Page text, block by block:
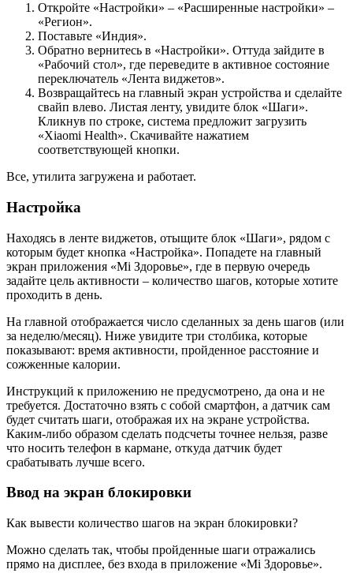
Откройте «Настройки» – «Расширенные настройки» –
«Регион».
Поставьте «Индия».
Обратно вернитесь в «Настройки». Оттуда зайдите в
«Рабочий стол», где переведите в активное состояние
переключатель «Лента виджетов».
Возвращайтесь на главный экран устройства и сделайте
свайп влево. Листая ленту, увидите блок «Шаги».
Кликнув по строке, система предложит загрузить
«Xiaomi Health». Скачивайте нажатием
соответствующей кнопки.
Все, утилита загружена и работает.
Настройка
Находясь в ленте виджетов, отыщите блок «Шаги», рядом с
которым будет кнопка «Настройка». Попадете на главный
экран приложения «Mi Здоровье», где в первую очередь
задайте цель активности – количество шагов, которые хотите
проходить в день.
На главной отображается число сделанных за день шагов (или
за неделю/месяц). Ниже увидите три столбика, которые
показывают: время активности, пройденное расстояние и
сожженные калории.
Инструкций к приложению не предусмотрено, да она и не
требуется. Достаточно взять с собой смартфон, а датчик сам
будет считать шаги, отображая их на экране устройства.
Каким-либо образом сделать подсчеты точнее нельзя, разве
что носить телефон в кармане, откуда датчик будет
срабатывать лучше всего.
Ввод на экран блокировки
Как вывести количество шагов на экран блокировки?
Можно сделать так, чтобы пройденные шаги отражались
прямо на дисплее, без входа в приложение «Mi Здоровье».